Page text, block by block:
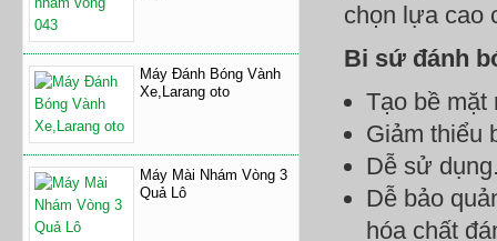
chọn lựa cao
Bi sứ đánh
Tạo bề mặt
Giảm thiểu
Dễ sử
Dễ bảo
hóa chất
Máy Đánh Bóng Vành
Xe,Larang oto
Máy Mài Nhám Vòng 3
Quả Lô